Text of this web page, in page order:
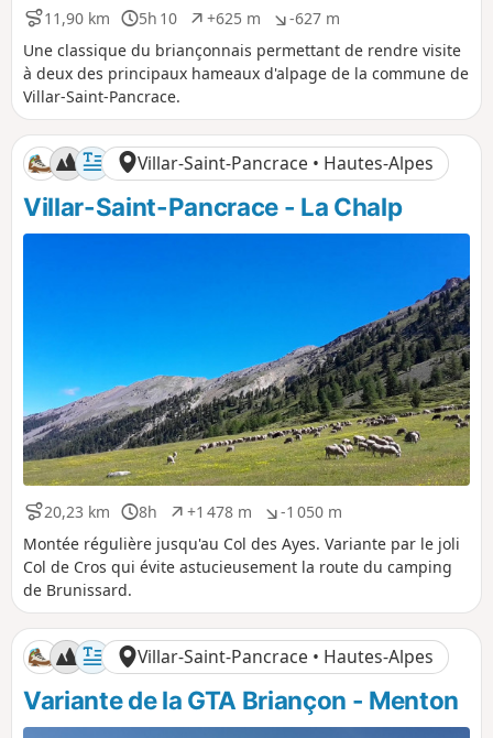
f
f
11,90 km
D
i
s
t
a
n
c
e
5h 10
D
u
r
é
e
+625 m
D
é
n
i
e
l
é
p
o
-627 m
D
é
n
i
e
l
é
n
é
Une classique du briançonnais permettant de rendre visite
à deux des principaux hameaux d'alpage de la commune de
Villar-Saint-Pancrace.
Villar-Saint-Pancrace • Hautes-Alpes
Villar-Saint-Pancrace - La Chalp
20,23 km
D
i
s
t
a
n
c
e
8h
D
u
r
é
e
+1 478 m
D
é
n
i
e
l
é
p
o
-1 050 m
D
é
n
i
e
l
é
n
é
Montée régulière jusqu'au Col des Ayes. Variante par le joli
Col de Cros qui évite astucieusement la route du camping
de Brunissard.
Villar-Saint-Pancrace • Hautes-Alpes
Variante de la GTA Briançon - Menton